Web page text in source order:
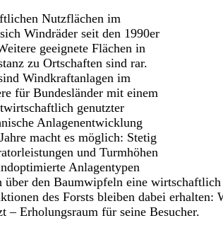
Nutzflächen im
Windräder seit den 1990er
geeignete Flächen in
zu Ortschaften sind rar.
Windkraftanlagen im
für Bundesländer mit einem
genutzter
Anlagenentwicklung
macht es möglich: Stetig
und Turmhöhen
Anlagentypen
über den Baumwipfeln eine
des Forsts bleiben dabei
– Erholungsraum für seine Besucher.